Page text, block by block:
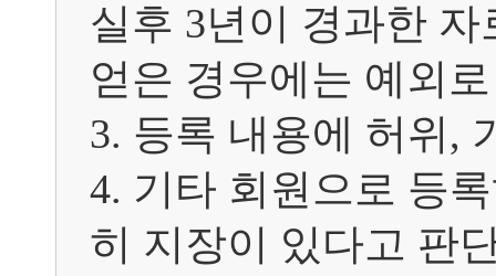
실후 3년이 경과한
얻은 경우에는 예외
3. 등록 내용에 허위,
4. 기타 회원으로 등
히 지장이 있다고 판